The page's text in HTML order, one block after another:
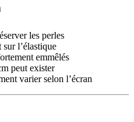
les perles
l’élastique
emmêlés
peut exister
varier selon l’écran